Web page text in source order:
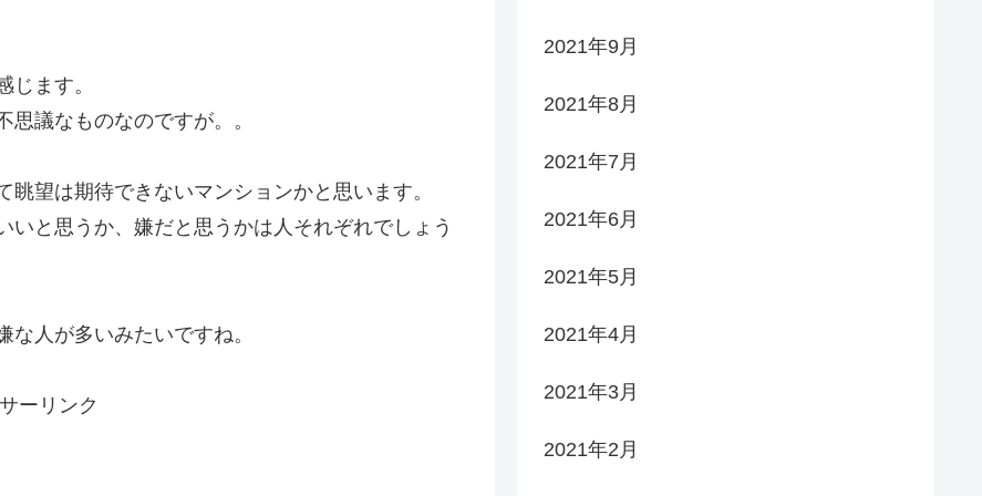
ます。
議なものなのですが。。
望は期待できないマンションかと思います。
と思うか、嫌だと思うかは人それぞれでしょう
人が多いみたいですね。
ーリンク
2021年9月
2021年8月
2021年7月
2021年6月
2021年5月
2021年4月
2021年3月
2021年2月